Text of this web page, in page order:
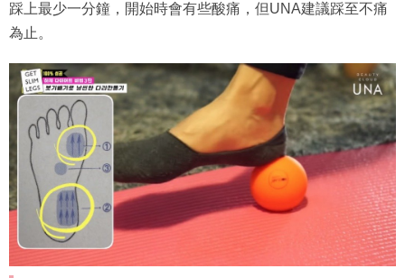
踩上最少一分鐘，開始時會有些酸痛，但UNA建議踩至不痛
為止。